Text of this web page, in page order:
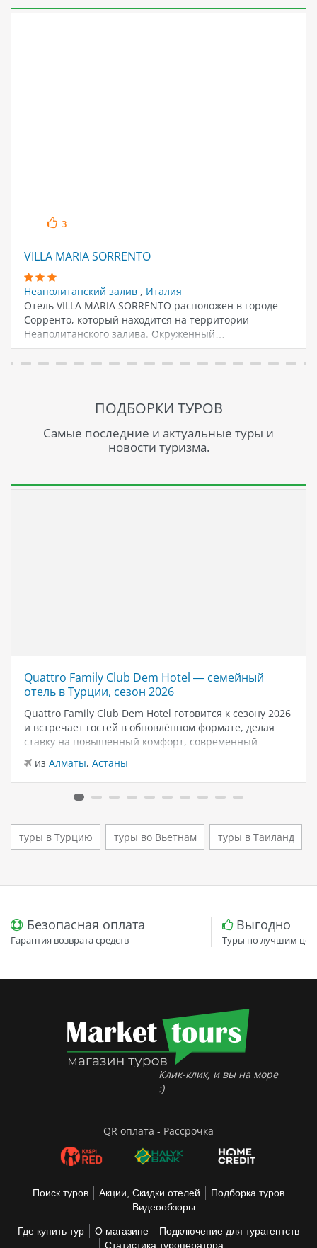
3
VILLA MARIA SORRENTO
Неаполитанский залив , Италия
Отель VILLA MARIA SORRENTO расположен в городе
Сорренто, который находится на территории
Неаполитанского залива. Окруженный…
ПОДБОРКИ ТУРОВ
Самые последние и актуальные туры и
новости туризма.
Quattro Family Club Dem Hotel — семейный
отель в Турции, сезон 2026
Quattro Family Club Dem Hotel готовится к сезону 2026
и встречает гостей в обновлённом формате, делая
ставку на повышенный комфорт, современный
дизайн и атмосферу спокойного семейного отдыха у
моря. Отель остаётся популярным выбором для тех,
кто ищет семейный отель в…
из Алматы, Астаны
туры в Турцию туры во Вьетнам туры в Таиланд
Безопасная оплата
Гарантия возврата средств
Выгодно
Туры по лучшим
Клик-клик, и вы на море
:)
QR оплата - Рассрочка
Поиск туров Акции, Скидки отелей
Подборка туров
Видеообзоры
Где купить тур О магазине
Подключение для турагентств
Статистика туроператора